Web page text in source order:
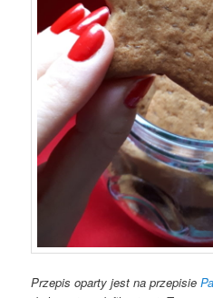
Przepis oparty jest na przepisie